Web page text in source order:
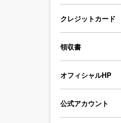
クレジットカード
領収書
オフィシャルHP
公式アカウント